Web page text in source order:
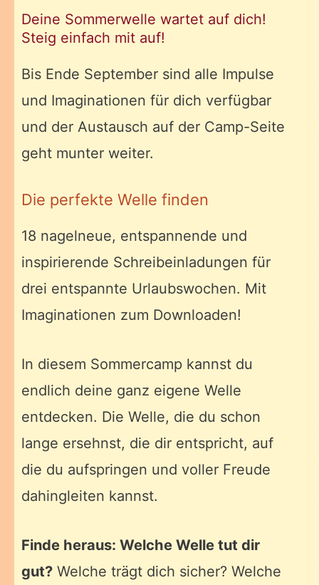
Deine Sommerwelle wartet auf dich!
Steig einfach mit auf!
Bis Ende September sind alle Impulse
und Imaginationen für dich verfügbar
und der Austausch auf der Camp-Seite
geht munter weiter.
Die perfekte Welle finden
18 nagelneue, entspannende und
inspirierende Schreibeinladungen für
drei entspannte Urlaubswochen. Mit
Imaginationen zum Downloaden!
In diesem Sommercamp kannst du
endlich deine ganz eigene Welle
entdecken. Die Welle, die du schon
lange ersehnst, die dir entspricht, auf
die du aufspringen und voller Freude
dahingleiten kannst.
Finde heraus: Welche Welle tut dir
gut? Welche trägt dich sicher? Welche